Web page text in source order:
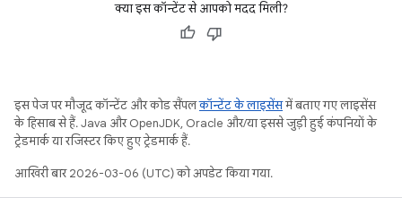
क्या इस कॉन्टेंट से आपको मदद मिली?
इस पेज पर मौजूद कॉन्टेंट और कोड सैंपलकॉन्टेंट के लाइसेंसमें बताए गए लाइसेंस
के हिसाब से हैं. Java और OpenJDK, Oracle और/या इससे जुड़ी हुई कंपनियों के
ट्रेडमार्क या रजिस्टर किए हुए ट्रेडमार्क हैं.
आखिरी बार 2026-03-06 (UTC) को अपडेट किया गया.